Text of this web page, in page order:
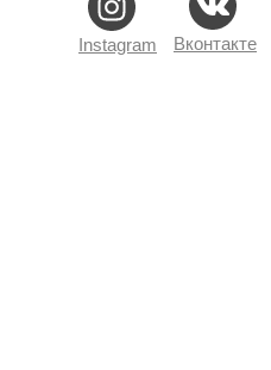
Instagram Вконтакте